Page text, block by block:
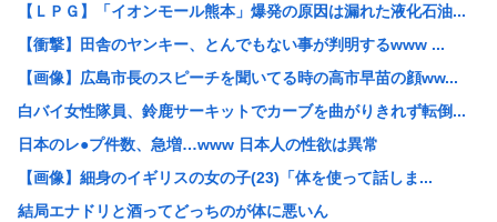
【ＬＰＧ】「イオンモール熊本」爆発の原因は漏れた液化石油...
【衝撃】田舎のヤンキー、とんでもない事が判明するwww ...
【画像】広島市長のスピーチを聞いてる時の高市早苗の顔ww...
白バイ女性隊員、鈴鹿サーキットでカーブを曲がりきれず転倒...
日本のレ●プ件数、急増…www 日本人の性欲は異常
【画像】細身のイギリスの女の子(23)「体を使って話しま...
結局エナドリと酒ってどっちのが体に悪いん